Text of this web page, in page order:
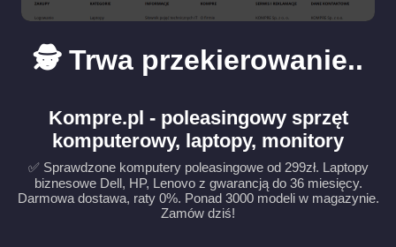
🕵️ Trwa przekierowanie..
Kompre.pl - poleasingowy sprzęt
komputerowy, laptopy, monitory
✅ Sprawdzone komputery poleasingowe od 299zł. Laptopy
biznesowe Dell, HP, Lenovo z gwarancją do 36 miesięcy.
Darmowa dostawa, raty 0%. Ponad 3000 modeli w magazynie.
Zamów dziś!